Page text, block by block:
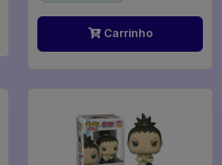
Carrinho